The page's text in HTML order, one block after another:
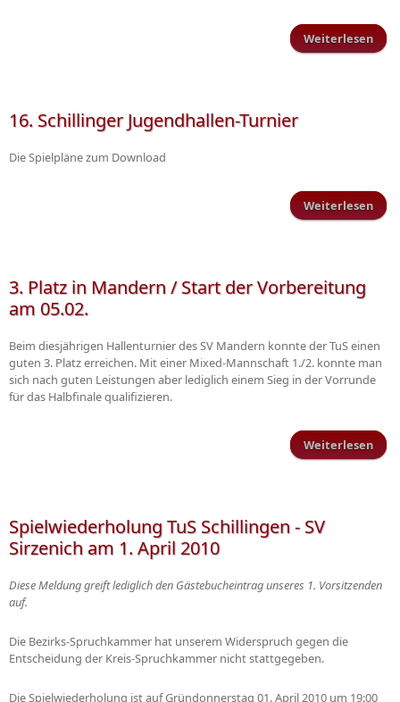
Weiterlesen
16. Schillinger Jugendhallen-Turnier
Die Spielpläne zum Download
Weiterlesen
3. Platz in Mandern / Start der Vorbereitung
am 05.02.
Beim diesjährigen Hallenturnier des SV Mandern konnte der TuS einen
guten 3. Platz erreichen. Mit einer Mixed-Mannschaft 1./2. konnte man
sich nach guten Leistungen aber lediglich einem Sieg in der Vorrunde
für das Halbfinale qualifizieren.
Weiterlesen
in
Spielwiederholung TuS Schillingen - SV
Sirzenich am 1. April 2010
Diese Meldung greift lediglich den Gästebucheintrag unseres 1. Vorsitzenden
auf.
Die Bezirks-Spruchkammer hat unserem Widerspruch gegen die
Entscheidung der Kreis-Spruchkammer nicht stattgegeben.
Die Spielwiederholung ist auf Gründonnerstag 01. April 2010 um 19:00